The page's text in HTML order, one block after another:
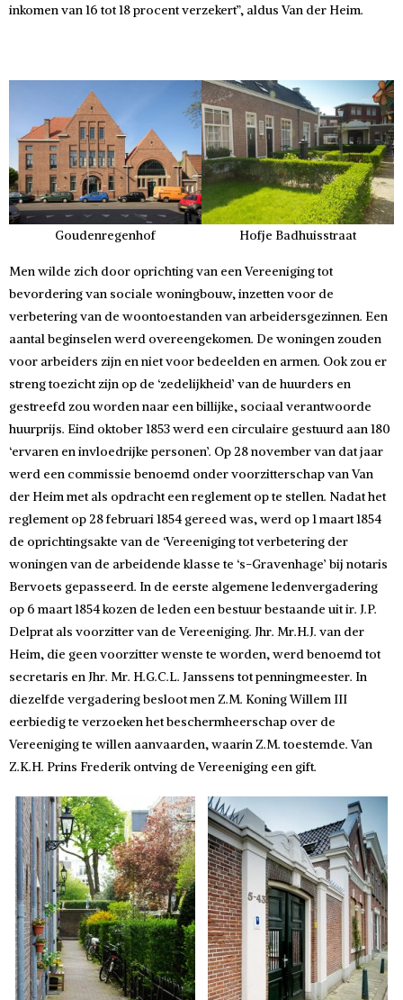
inkomen van 16 tot 18 procent verzekert”, aldus Van der Heim.
Goudenregenhof Hofje Badhuisstraat
Men wilde zich door oprichting van een Vereeniging tot
bevordering van sociale woningbouw, inzetten voor de
verbetering van de woontoestanden van arbeidersgezinnen. Een
aantal beginselen werd overeengekomen. De woningen zouden
voor arbeiders zijn en niet voor bedeelden en armen. Ook zou er
streng toezicht zijn op de ‘zedelijkheid’ van de huurders en
gestreefd zou worden naar een billijke, sociaal verantwoorde
huurprijs. Eind oktober 1853 werd een circulaire gestuurd aan 180
‘ervaren en invloedrijke personen’. Op 28 november van dat jaar
werd een commissie benoemd onder voorzitterschap van Van
der Heim met als opdracht een reglement op te stellen. Nadat het
reglement op 28 februari 1854 gereed was, werd op 1 maart 1854
de oprichtingsakte van de ‘Vereeniging tot verbetering der
woningen van de arbeidende klasse te ‘s-Gravenhage’ bij notaris
Bervoets gepasseerd. In de eerste algemene ledenvergadering
op 6 maart 1854 kozen de leden een bestuur bestaande uit ir. J.P.
Delprat als voorzitter van de Vereeniging. Jhr. Mr.H.J. van der
Heim, die geen voorzitter wenste te worden, werd benoemd tot
secretaris en Jhr. Mr. H.G.C.L. Janssens tot penningmeester. In
diezelfde vergadering besloot men Z.M. Koning Willem III
eerbiedig te verzoeken het beschermheerschap over de
Vereeniging te willen aanvaarden, waarin Z.M. toestemde. Van
Z.K.H. Prins Frederik ontving de Vereeniging een gift.